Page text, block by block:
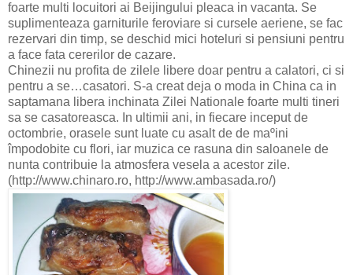
foarte multi locuitori ai Beijingului pleaca in vacanta. Se
suplimenteaza garniturile feroviare si cursele aeriene, se fac
rezervari din timp, se deschid mici hoteluri si pensiuni pentru
a face fata cererilor de cazare.
Chinezii nu profita de zilele libere doar pentru a calatori, ci si
pentru a se…casatori. S-a creat deja o moda in China ca in
saptamana libera inchinata Zilei Nationale foarte multi tineri
sa se casatoreasca. In ultimii ani, in fiecare inceput de
octombrie, orasele sunt luate cu asalt de de maºini
împodobite cu flori, iar muzica ce rasuna din saloanele de
nunta contribuie la atmosfera vesela a acestor zile.
(http://www.chinaro.ro, http://www.ambasada.ro/)